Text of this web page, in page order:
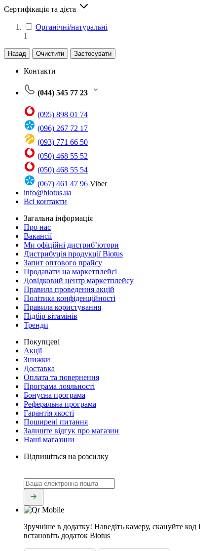
Сертифікація та дієта
Органічні/натуральні
1
Назад Очистити Застосувати
Контакти
(044) 545 77 23
(095) 898 01 74
(096) 267 72 17
(093) 771 66 50
(050) 468 55 52
(050) 468 55 54
(067) 461 47 96 Viber
info@biotus.ua
Всі контакти
Загальна інформація
Про нас
Вакансії
Ми офіційні дистриб’ютори
Дистрибуція продукції Biotus
Запит оптового прайсу
Продавати на маркетплейсі
Довідковий центр маркетплейсу
Правила проведення акцій
Політика конфіденційності
Правила користування
Підбір вітамінів
Тренди
Покупцеві
Акції
Знижки
Доставка
Оплата та повернення
Програма лояльності
Бонусна програма
Реферальна програма
Гарантія якості
Поширені питання
Залиште відгук про магазин
Наші магазини
Підпишіться на розсилку
Зручніше в додатку! Наведіть камеру, скануйте код і
встановіть додаток Biotus